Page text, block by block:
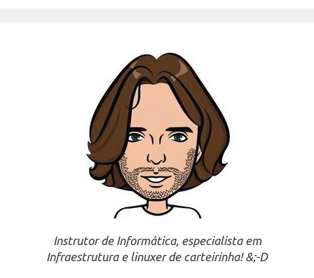
Instrutor de Informática, especialista em
Infraestrutura e linuxer de carteirinha! &;-D